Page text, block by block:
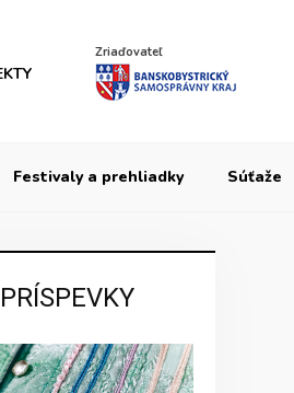
Zriaďovateľ
Festivaly a prehliadky Súťaže